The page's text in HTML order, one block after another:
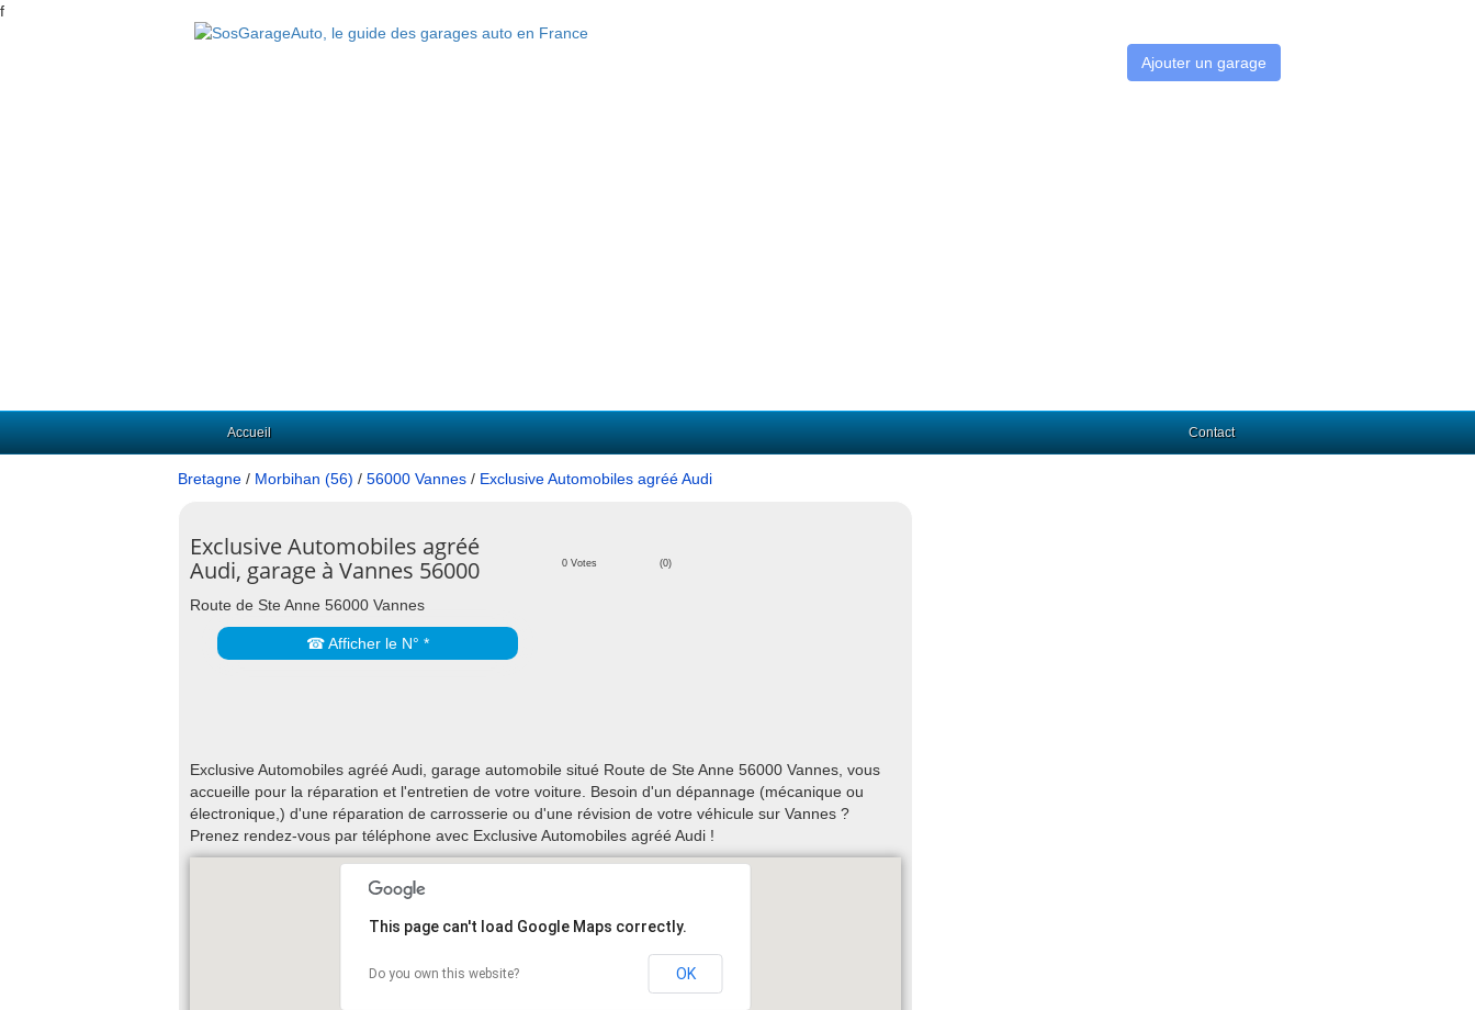
f
Ajouter un garage
Accueil Contact
Bretagne / Morbihan (56) / 56000 Vannes / Exclusive Automobiles agréé Audi
Exclusive Automobiles agréé
Audi, garage à Vannes 56000
0 Votes (0)
Route de Ste Anne 56000 Vannes
☎ Afficher le N° *
Exclusive Automobiles agréé Audi, garage automobile situé Route de Ste Anne 56000 Vannes, vous
accueille pour la réparation et l'entretien de votre voiture. Besoin d'un dépannage (mécanique ou
électronique,) d'une réparation de carrosserie ou d'une révision de votre véhicule sur Vannes ?
Prenez rendez-vous par téléphone avec Exclusive Automobiles agréé Audi !
This page can't load Google Maps correctly.
Do you own this website? OK